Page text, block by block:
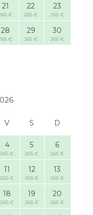
21
€
22
265 €
23
265 €
28
€
29
265 €
30
265 €
V S D
4
265 €
5
265 €
6
265 €
11
265 €
12
265 €
13
265 €
18
265 €
19
265 €
20
265 €